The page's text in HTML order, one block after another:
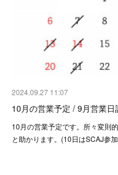
2024.09.27 11:07
10月の営業予定 / 9月営業日
10月の営業予定です。所々変則
と助かります。(10日はSCAJ参